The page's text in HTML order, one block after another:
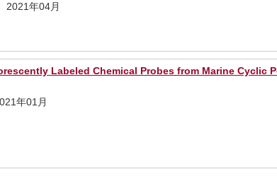
年04月
Labeled Chemical Probes from Marine Cyclic
年01月